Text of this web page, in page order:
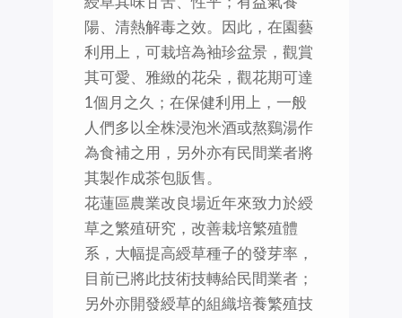
陽、清熱解毒之效。因此，在園藝
利用上，可栽培為袖珍盆景，觀賞
其可愛、雅緻的花朵，觀花期可達
1個月之久；在保健利用上，一般
人們多以全株浸泡米酒或熬鷄湯作
為食補之用，另外亦有民間業者將
其製作成茶包販售。
花蓮區農業改良場近年來致力於綬
草之繁殖研究，改善栽培繁殖體
系，大幅提高綬草種子的發芽率，
目前已將此技術技轉給民間業者；
另外亦開發綬草的組織培養繁殖技